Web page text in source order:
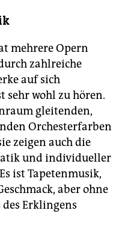
mehrere Opern
zahlreiche
auf sich
sehr wohl zu hören.
gleitenden,
Orchesterfarben
zeigen auch die
und individueller
ist Tapetenmusik,
aber ohne
Erklingens